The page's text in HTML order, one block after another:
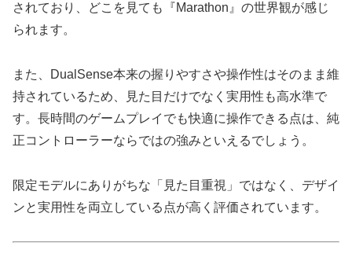
されており、どこを見ても『Marathon』の世界観が感じ
られます。
また、DualSense本来の握りやすさや操作性はそのまま維
持されているため、見た目だけでなく実用性も高水準で
す。長時間のゲームプレイでも快適に操作できる点は、純
正コントローラーならではの強みといえるでしょう。
限定モデルにありがちな「見た目重視」ではなく、デザイ
ンと実用性を両立している点が高く評価されています。